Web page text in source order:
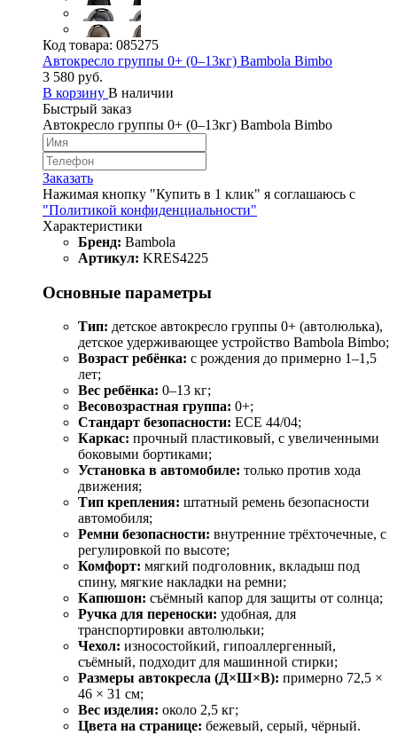
Код товара: 085275
Автокресло группы 0+ (0–13кг) Bambola Bimbo
3 580 руб.
В корзину В наличии
Быстрый заказ
Автокресло группы 0+ (0–13кг) Bambola Bimbo
Заказать
Нажимая кнопку "Купить в 1 клик" я соглашаюсь с
"Политикой конфиденциальности"
Характеристики
Бренд: Bambola
Артикул: KRES4225
Основные параметры
Тип: детское автокресло группы 0+ (автолюлька),
детское удерживающее устройство Bambola Bimbo;
Возраст ребёнка: с рождения до примерно 1–1,5
лет;
Вес ребёнка: 0–13 кг;
Весовозрастная группа: 0+;
Стандарт безопасности: ECE 44/04;
Каркас: прочный пластиковый, с увеличенными
боковыми бортиками;
Установка в автомобиле: только против хода
движения;
Тип крепления: штатный ремень безопасности
автомобиля;
Ремни безопасности: внутренние трёхточечные, с
регулировкой по высоте;
Комфорт: мягкий подголовник, вкладыш под
спину, мягкие накладки на ремни;
Капюшон: съёмный капор для защиты от солнца;
Ручка для переноски: удобная, для
транспортировки автолюльки;
Чехол: износостойкий, гипоаллергенный,
съёмный, подходит для машинной стирки;
Размеры автокресла (Д×Ш×В): примерно 72,5 ×
46 × 31 см;
Вес изделия: около 2,5 кг;
Цвета на странице: бежевый, серый, чёрный.